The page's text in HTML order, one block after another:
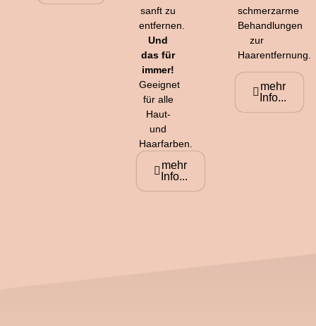
sanft zu
entfernen.
Und
das für
immer!
Geeignet
für alle
Haut-
und
Haarfarben.
mehr
Info...
schmerzarme
Behandlungen
zur
Haarentfernung.
mehr
Info...